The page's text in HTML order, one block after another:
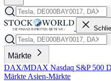
Märkte
DAX/MDAX Nasdaq S&P 500
Märkte Asien-Märkte